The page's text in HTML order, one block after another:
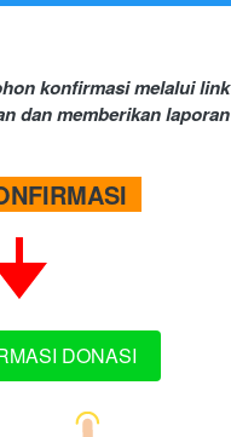
konfirmasi melalui
dan memberikan
DONASI